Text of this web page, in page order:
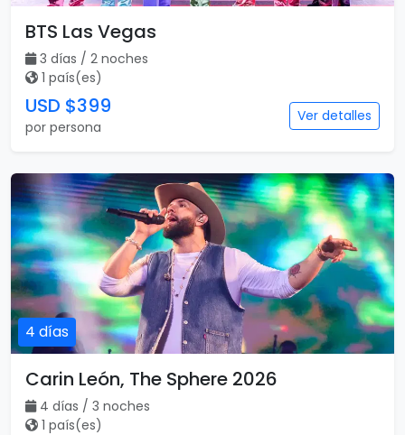
BTS Las Vegas
3 días / 2 noches
1 país(es)
USD $399
por persona
Ver detalles
4 días
Carin León, The Sphere 2026
4 días / 3 noches
1 país(es)